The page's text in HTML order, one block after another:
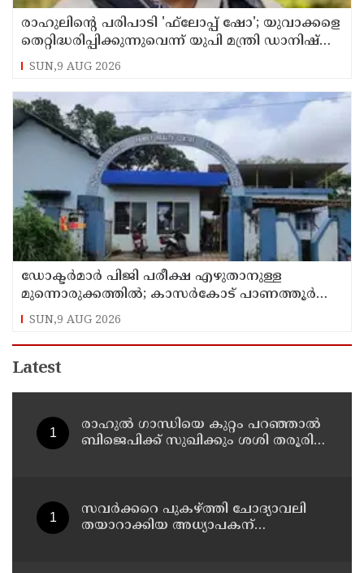
രാഹുലിന്റെ പരിപാടി 'ഫ്‌ലോപ്പ് ഷോ'; യുവാക്കളെ
തെറ്റിദ്ധരിപ്പിക്കുന്നുവെന്ന് യുപി മന്ത്രി ഡാനിഷ്
അന്‍സാരി
SUN,9 AUG 2026
ഡോക്ടര്‍മാര്‍ പിജി പരീക്ഷ എഴുതാനുള്ള
മുന്നൊരുക്കത്തില്‍; കാസര്‍കോട് പാണത്തൂര്‍
കുടുംബാരോഗ്യ കേന്ദ്രം അടച്ചുപൂട്ടി
SUN,9 AUG 2026
Latest
രാഹുല്‍ ഗാന്ധിയെ കുറ്റം പറഞ്ഞാല്‍
ബിജെപിക്ക് സുഖിക്കും ശശി തരൂരിന്
സവര്‍ക്കറെ പുകഴ്ത്തി ചോദ്യാവലി
തയാറാക്കിയ അധ്യാപകന്